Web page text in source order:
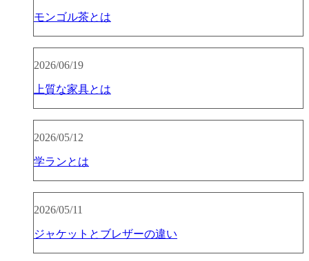
モンゴル茶とは
2026/06/19
上質な家具とは
2026/05/12
学ランとは
2026/05/11
ジャケットとブレザーの違い